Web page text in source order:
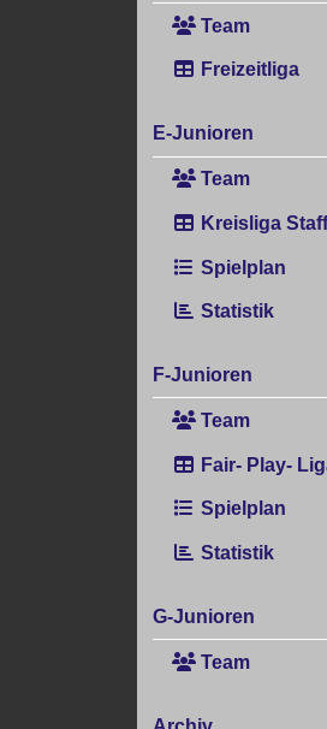
Team
Freizeitliga
E-Junioren
Team
Kreisliga
Spielplan
Statistik
F-Junioren
Team
Fair- Play-
Spielplan
Statistik
G-Junioren
Team